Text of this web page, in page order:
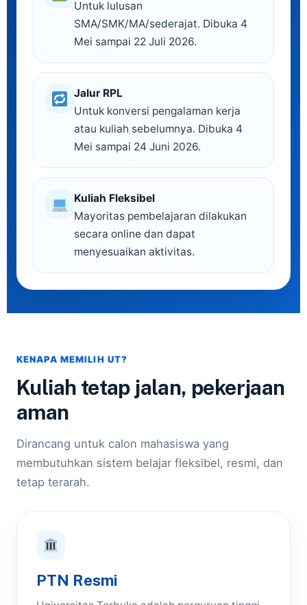
Untuk lulusan
SMA/SMK/MA/sederajat. Dibuka 4
Mei sampai 22 Juli 2026.
Jalur RPL
Untuk konversi pengalaman kerja
atau kuliah sebelumnya. Dibuka 4
Mei sampai 24 Juni 2026.
Kuliah Fleksibel
Mayoritas pembelajaran dilakukan
secara online dan dapat
menyesuaikan aktivitas.
KENAPA MEMILIH UT?
Kuliah tetap jalan, pekerjaan
aman
Dirancang untuk calon mahasiswa yang
membutuhkan sistem belajar fleksibel, resmi, dan
tetap terarah.
PTN Resmi